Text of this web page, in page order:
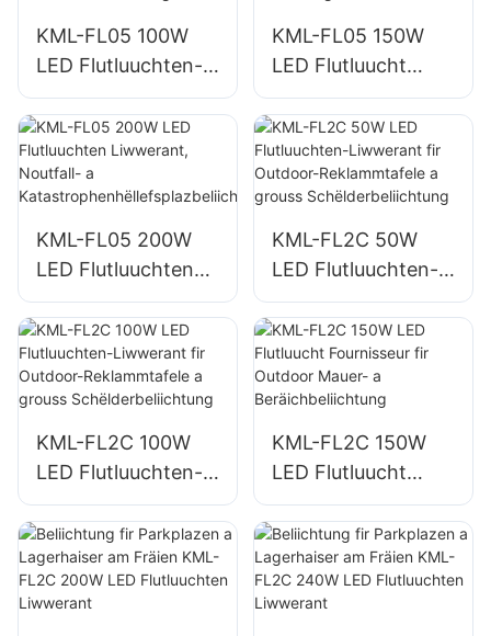
KML-FL05 100W
LED Flutluuchten-
Liwwerant fir
Gebaifassaden a
Baustellenbeliichtu
ng
KML-FL05 150W
LED Flutluucht
Fournisseur fir
Parkplazen a
Lagerberäicher
Beliichtung
KML-FL05 200W
LED Flutluuchten
Liwwerant,
Noutfall- a
Katastrophenhëllef
splazbeliichtung
KML-FL2C 50W
LED Flutluuchten-
Liwwerant fir
Outdoor-
Reklammtafele a
grouss
KML-FL2C 100W
LED Flutluuchten-
Liwwerant fir
Outdoor-
Reklammtafele a
grouss
KML-FL2C 150W
LED Flutluucht
Fournisseur fir
Outdoor Mauer- a
Beräichbeliichtung